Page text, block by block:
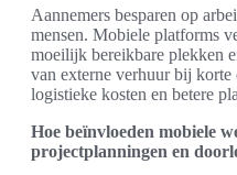
Aannemers besparen op
mensen. Mobiele platforms
moeilijk bereikbare plekken
van externe verhuur bij
logistieke kosten en betere
Hoe beïnvloeden mobiele
projectplanningen en